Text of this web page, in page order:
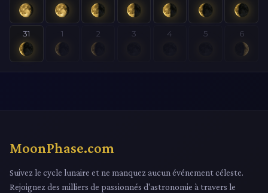
31 1 2 3 4 5 6
MoonPhase.com
Suivez le cycle lunaire et ne manquez aucun événement céleste.
Rejoignez des milliers de passionnés d'astronomie à travers le